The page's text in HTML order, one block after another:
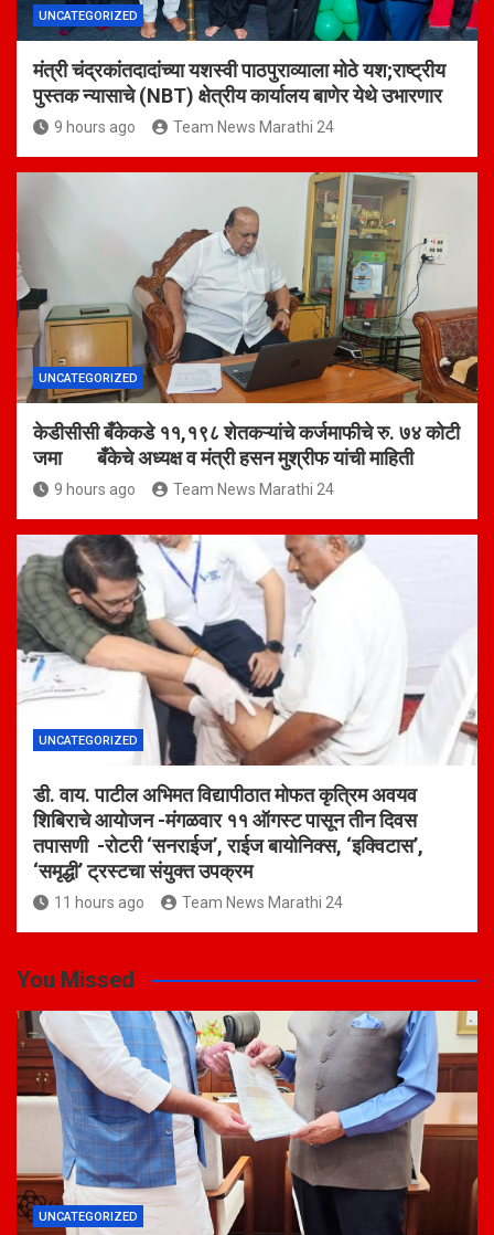
UNCATEGORIZED
मंत्री चंद्रकांतदादांच्या यशस्वी पाठपुराव्याला मोठे यश;राष्ट्रीय
पुस्तक न्यासाचे (NBT) क्षेत्रीय कार्यालय बाणेर येथे उभारणार
9 hours ago Team News Marathi 24
UNCATEGORIZED
केडीसीसी बँकेकडे ११,१९८ शेतकऱ्यांचे कर्जमाफीचे रु. ७४ कोटी
जमा बँकेचे अध्यक्ष व मंत्री हसन मुश्रीफ यांची माहिती
9 hours ago Team News Marathi 24
UNCATEGORIZED
डी. वाय. पाटील अभिमत विद्यापीठात मोफत कृत्रिम अवयव
शिबिराचे आयोजन -मंगळवार ११ ऑगस्ट पासून तीन दिवस
तपासणी -रोटरी ‘सनराईज’, राईज बायोनिक्स, ‘इक्विटास’,
‘समृद्धी’ ट्रस्टचा संयुक्त उपक्रम
11 hours ago Team News Marathi 24
You Missed
UNCATEGORIZED